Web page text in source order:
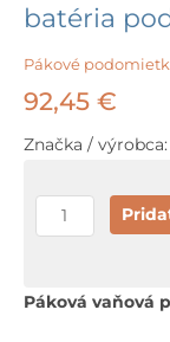
batéria
Pákové
92,45 €
Značka / výrobca:
množstvo
Hansgrohe
Blend
Páková vaňová